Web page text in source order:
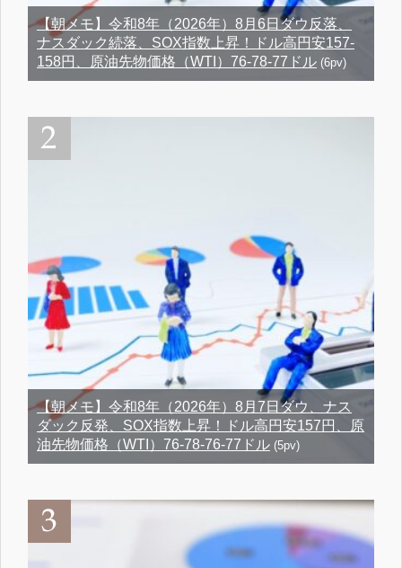
【朝メモ】令和8年（2026年）8月6日ダウ反落、
ナスダック続落、SOX指数上昇！ドル高円安157-
158円、原油先物価格（WTI）76-78-77ドル (6pv)
【朝メモ】令和8年（2026年）8月7日ダウ、ナス
ダック反発、SOX指数上昇！ドル高円安157円、原
油先物価格（WTI）76-78-76-77ドル (5pv)